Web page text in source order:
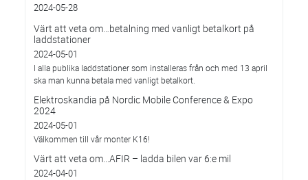
2024-05-28
Värt att veta om…betalning med vanligt betalkort på
laddstationer
2024-05-01
I alla publika laddstationer som installeras från och med 13 april
ska man kunna betala med vanligt betalkort.
Elektroskandia på Nordic Mobile Conference & Expo
2024
2024-05-01
Välkommen till vår monter K16!
Värt att veta om...AFIR – ladda bilen var 6:e mil
2024-04-01